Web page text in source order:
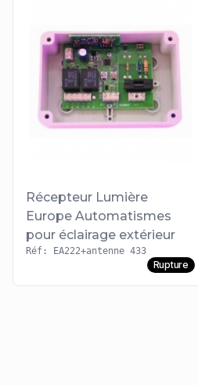
Récepteur Lumière
Europe Automatismes
pour éclairage extérieur
Réf: EA222+antenne 433
Rupture